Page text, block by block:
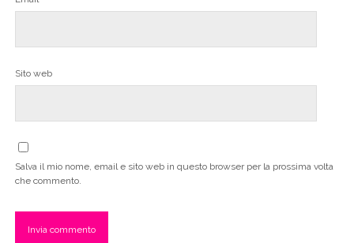
Sito web
Salva il mio nome, email e sito web in questo browser per la prossima volta
che commento.